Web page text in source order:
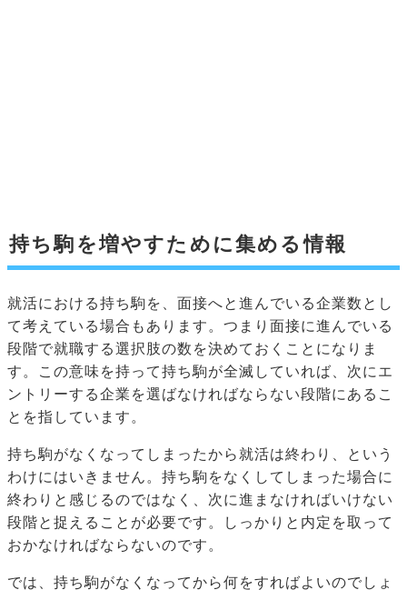
持ち駒を増やすために集める情報
就活における持ち駒を、面接へと進んでいる企業数とし
て考えている場合もあります。つまり面接に進んでいる
段階で就職する選択肢の数を決めておくことになりま
す。この意味を持って持ち駒が全滅していれば、次にエ
ントリーする企業を選ばなければならない段階にあるこ
とを指しています。
持ち駒がなくなってしまったから就活は終わり、という
わけにはいきません。持ち駒をなくしてしまった場合に
終わりと感じるのではなく、次に進まなければいけない
段階と捉えることが必要です。しっかりと内定を取って
おかなければならないのです。
では、持ち駒がなくなってから何をすればよいのでしょ